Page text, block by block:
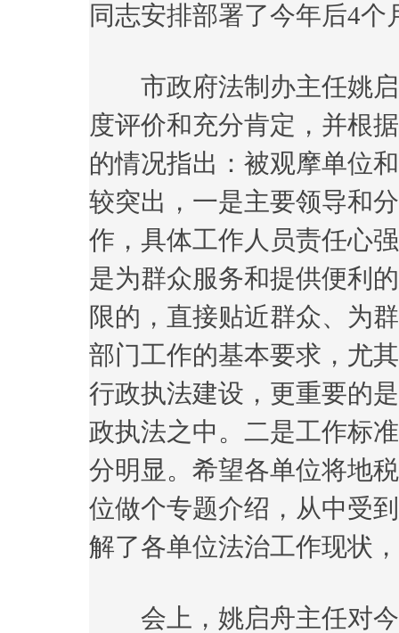
同志安排部署了今年后4个
市政府法制办主任姚启
度评价和充分肯定，并根
的情况指出：被观摩单位
较突出，一是主要领导和
作，具体工作人员责任心
是为群众服务和提供便利
限的，直接贴近群众、为
部门工作的基本要求，尤
行政执法建设，更重要的
政执法之中。二是工作标
分明显。希望各单位将地
位做个专题介绍，从中受
解了各单位法治工作现状
会上，姚启舟主任对今